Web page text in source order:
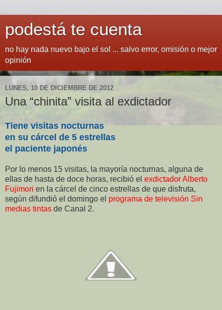
podestá te cuenta
no hay nada nuevo bajo el sol ... salvo error, omisión o mejor
opinión
LUNES, 10 DE DICIEMBRE DE 2012
Una “chinita” visita al exdictador
Tiene visitas nocturnas
en su cárcel de 5 estrellas
el paciente japonés
Por lo menos 15 visitas, la mayoría nocturnas, alguna de
ellas de hasta de doce horas, recibió el exdictador Alberto
Fujimori en la cárcel de cinco estrellas de que disfruta,
según difundió el domingo el programa de televisión Sin
medias tintas de Canal 2.